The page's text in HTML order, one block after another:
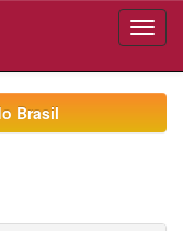
Brasil